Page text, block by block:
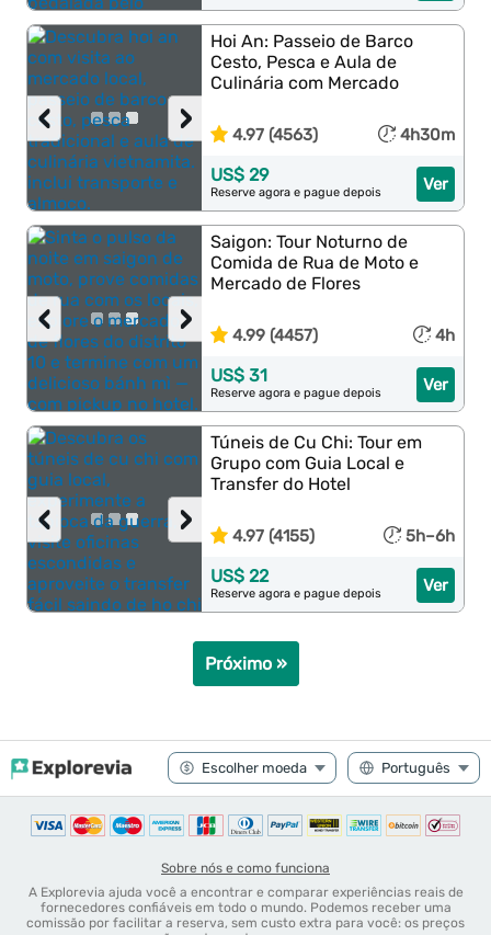
›
‹
Hoi An: Passeio de Barco
Cesto, Pesca e Aula de
Culinária com Mercado
4.97 (4563) 4h30m
Ver
US$ 29
Reserve agora e pague depois
›
‹
Saigon: Tour Noturno de
Comida de Rua de Moto e
Mercado de Flores
4.99 (4457) 4h
Ver
US$ 31
Reserve agora e pague depois
›
‹
Túneis de Cu Chi: Tour em
Grupo com Guia Local e
Transfer do Hotel
4.97 (4155) 5h–6h
Ver
US$ 22
Reserve agora e pague depois
Próximo »
Sobre nós e como funciona
A Explorevia ajuda você a encontrar e comparar experiências reais de
fornecedores confiáveis em todo o mundo. Podemos receber uma
comissão por facilitar a reserva, sem custo extra para você: os preços